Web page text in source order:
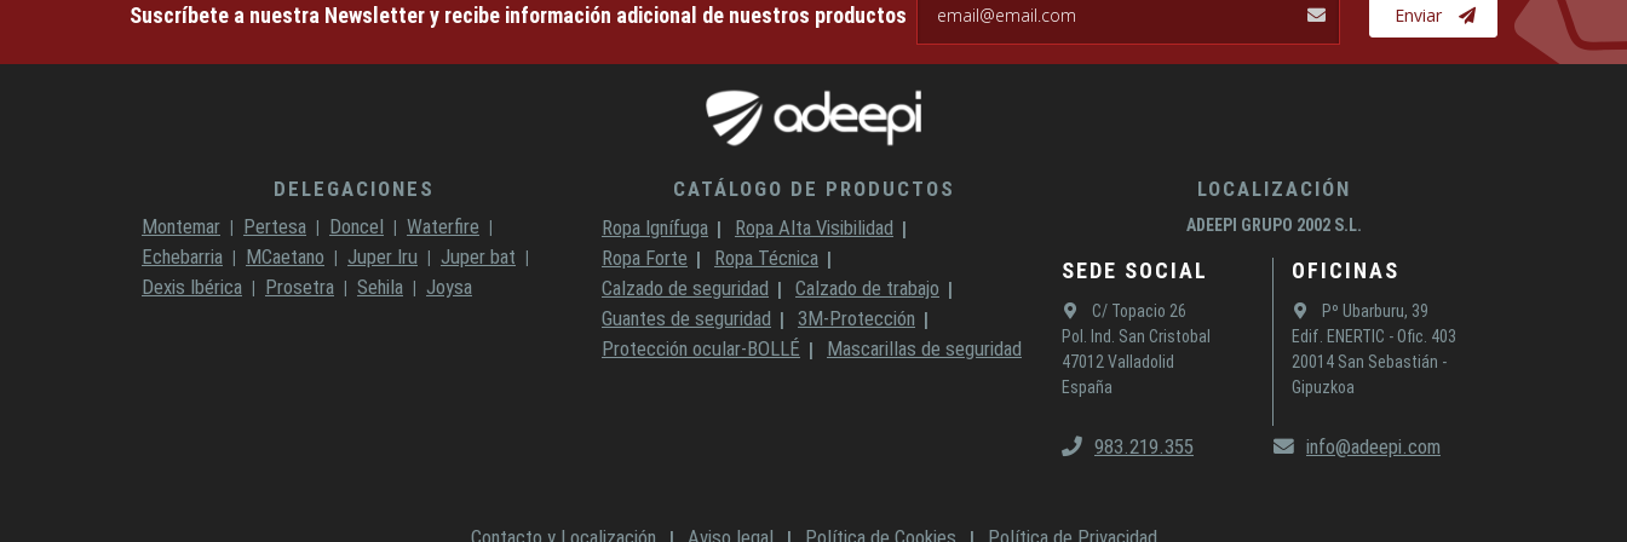
Suscríbete a nuestra Newsletter y recibe información adicional de nuestros productosemail@email.com Enviar
DELEGACIONES
Montemar
Pertesa Doncel
Waterfire
Echebarria
MCaetano Juper Iru
Juper bat
Dexis Ibérica
Prosetra Sehila Joysa
CATÁLOGO DE PRODUCTOS
Ropa Ignífuga
Ropa Alta Visibilidad
Ropa Forte
Ropa Técnica
Calzado de seguridad
Calzado de trabajo
Guantes de seguridad
3M-Protección
Protección ocular-BOLLÉ
Mascarillas de seguridad
LOCALIZACIÓN
ADEEPI GRUPO 2002 S.L.
SEDE SOCIAL
C/ Topacio 26
Pol. Ind. San Cristobal
47012 Valladolid
España
OFICINAS
Pº Ubarburu, 39
Edif. ENERTIC - Ofic. 403
20014 San Sebastián -
Gipuzkoa
983.219.355 info@adeepi.com
Contacto y Localización Aviso legal Política de Cookies Política de Privacidad